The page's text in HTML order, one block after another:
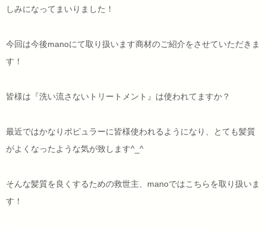
しみになってまいりました！
今回は今後manoにて取り扱います商材のご紹介をさせていただきま
す！
皆様は『洗い流さないトリートメント』は使われてますか？
最近ではかなりポピュラーに皆様使われるようになり、とても髪質
がよくなったような気が致します^_^
そんな髪質を良くするための救世主、manoではこちらを取り扱いま
す！